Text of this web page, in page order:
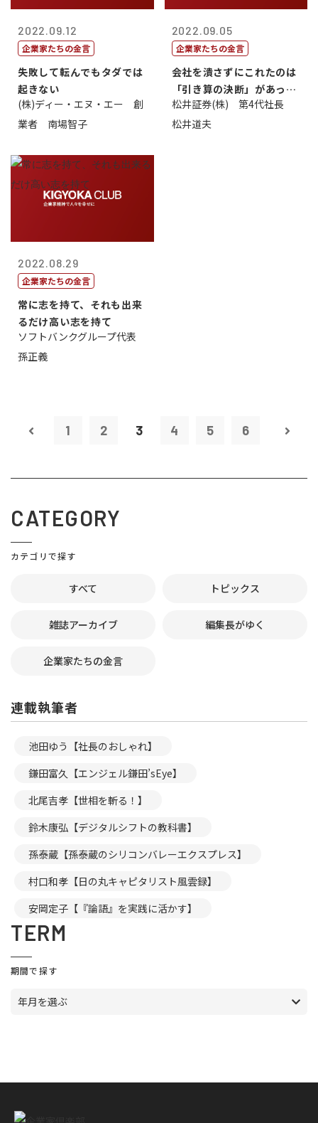
2022.09.12
企業家たちの金言
失敗して転んでもタダでは
起きない
(株)ディー・エヌ・エー 創
業者 南場智子
2022.09.05
企業家たちの金言
会社を潰さずにこれたのは
「引き算の決断」があった
から
松井証券(株) 第4代社長
松井道夫
2022.08.29
企業家たちの金言
常に志を持て、それも出来
るだけ高い志を持て
ソフトバンクグループ代表
孫正義
1 2 3 4 5 6
CATEGORY
カテゴリで探す
すべて トピックス
雑誌アーカイブ 編集長がゆく
企業家たちの金言
連載執筆者
池田ゆう【社長のおしゃれ】
鎌田富久【エンジェル鎌田’sEye】
北尾吉孝【世相を斬る！】
鈴木康弘【デジタルシフトの教科書】
孫泰蔵【孫泰蔵のシリコンバレーエクスプレス】
村口和孝【日の丸キャピタリスト風雲録】
安岡定子【『論語』を実践に活かす】
TERM
期間で探す
年月を選ぶ